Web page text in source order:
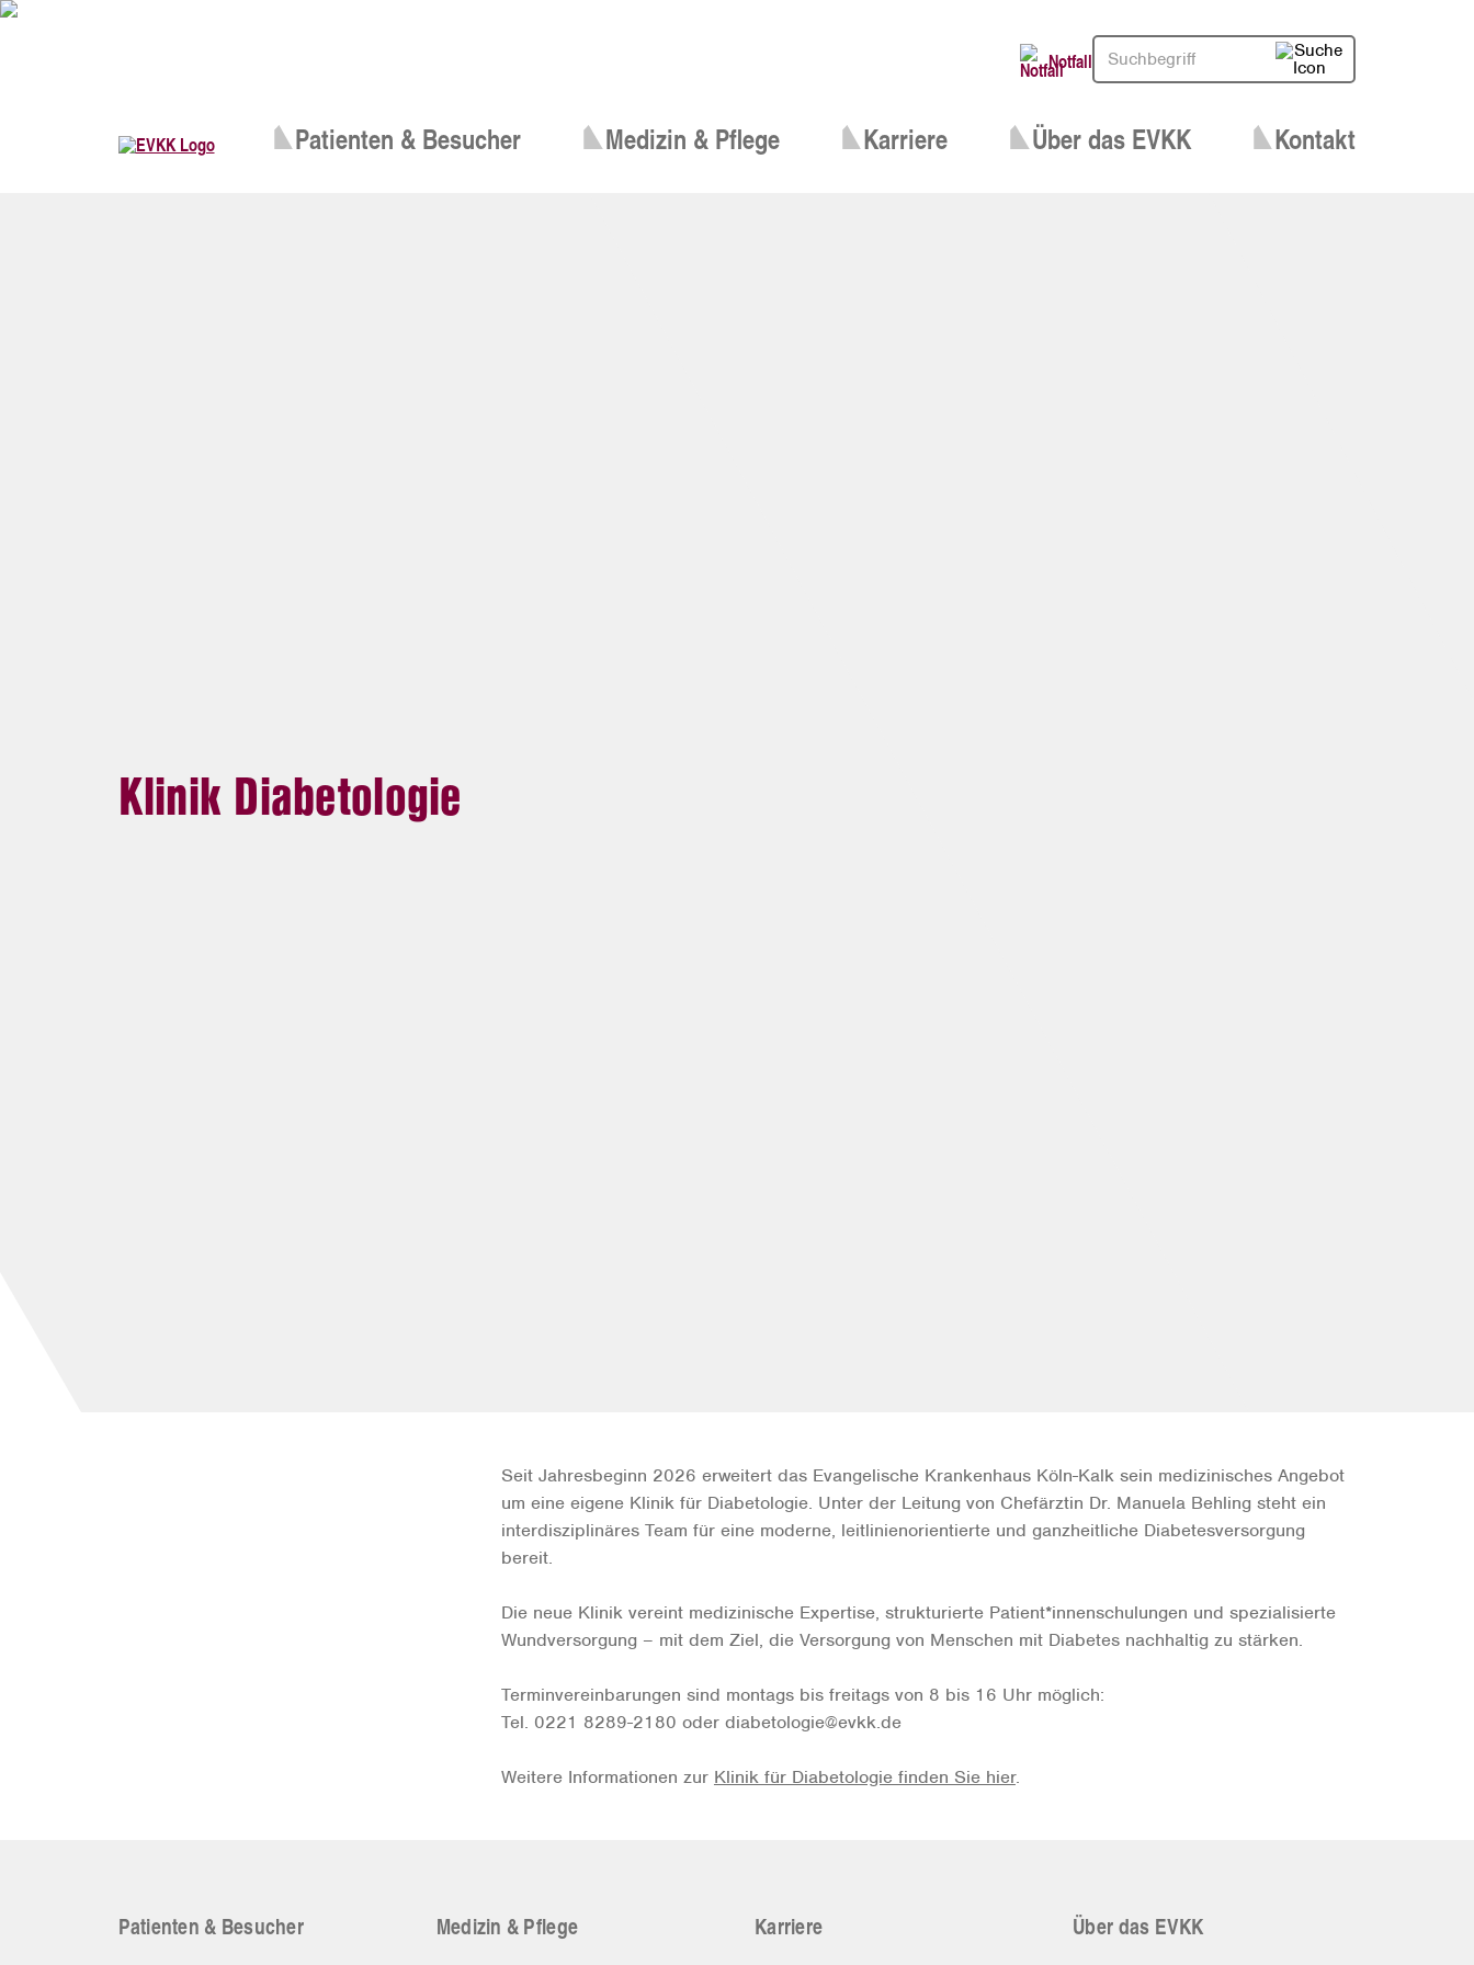
Notfall
Patienten & Besucher Medizin & Pflege Karriere Über das EVKK Kontakt
Klinik Diabetologie
Seit Jahresbeginn 2026 erweitert das Evangelische Krankenhaus Köln-Kalk sein medizinisches Angebot
um eine eigene Klinik für Diabetologie. Unter der Leitung von Chefärztin Dr. Manuela Behling steht ein
interdisziplinäres Team für eine moderne, leitlinienorientierte und ganzheitliche Diabetesversorgung
bereit.
Die neue Klinik vereint medizinische Expertise, strukturierte Patient*innenschulungen und spezialisierte
Wundversorgung – mit dem Ziel, die Versorgung von Menschen mit Diabetes nachhaltig zu stärken.
Terminvereinbarungen sind montags bis freitags von 8 bis 16 Uhr möglich:
Tel. 0221 8289-2180 oder diabetologie@evkk.de
Weitere Informationen zur Klinik für Diabetologie finden Sie hier.
Patienten & Besucher Medizin & Pflege Karriere Über das EVKK